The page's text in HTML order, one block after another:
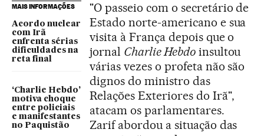
MAIS INFORMAÇÕES
Acordo nuclear
com Irã
enfrenta sérias
dificuldades na
reta final
‘Charlie Hebdo’
motiva choque
entre policiais
e manifestantes
no Paquistão
"O passeio com o secretário de
Estado norte-americano e sua
visita à França depois que o
jornal Charlie Hebdoinsultou
várias vezes o profeta não são
dignos do ministro das
Relações Exteriores do Irã",
atacam os parlamentares.
Zarif abordou a situação das